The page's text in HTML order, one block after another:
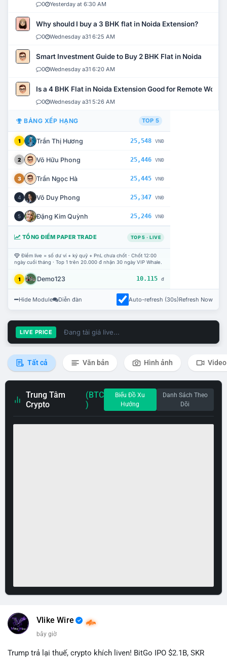
0 Yesterday at 6:30 AM
Why should I buy a 3 BHK flat in Noida Extension?
0 Wednesday a31 6:25 AM
Smart Investment Guide to Buy 2 BHK Flat in Noida
0 Wednesday a31 6:20 AM
Is a 4 BHK Flat in Noida Extension Good for Remote Work?
0 Wednesday a31 5:26 AM
BẢNG XẾP HẠNG TOP 5
1 Trần Thị Hương 25,548 VNĐ
2 Võ Hữu Phong 25,446 VNĐ
3 Trần Ngọc Hà 25,445 VNĐ
4 Võ Duy Phong 25,347 VNĐ
5 Đặng Kim Quỳnh 25,246 VNĐ
TỔNG ĐIỂM PAPER TRADE TOP 5 · LIVE
Điểm live = số dư ví + ký quỹ + PnL chưa chốt · Chốt 12:00
ngày cuối tháng · Top 1 trên 20.000 đ nhận 30 ngày VIP Whale.
1 Demo123 10.115 đ
Hide Module Diễn đàn Auto-refresh (30s)Refresh Now
LIVE PRICE Đang tải giá live...
Tất cả Văn bản Hình ảnh Video
Trung Tâm
Crypto
(BTC
)
Biểu Đồ Xu
Hướng
Danh Sách Theo
Dõi
Vlike Wire
bây giờ
Trump trả lại thuế, crypto khích liven! BitGo IPO $2.1B, SKR